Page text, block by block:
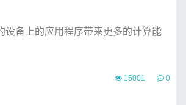
设备上的应用程序带来更多的计算能
15001 0